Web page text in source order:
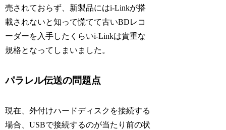
売されておらず、新製品にはi-Linkが搭
載されないと知って慌てて古いBDレコ
ーダーを入手したくらいi-Linkは貴重な
規格となってしまいました。
パラレル伝送の問題点
現在、外付けハードディスクを接続する
場合、USBで接続するのが当たり前の状